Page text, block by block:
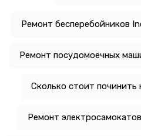
Ремонт бесперебойников
Ремонт посудомоечных
Сколько стоит
Ремонт